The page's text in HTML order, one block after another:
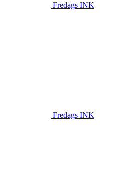
Fredags INK
Fredags INK